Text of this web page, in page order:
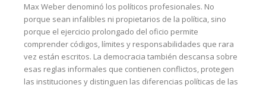
Max Weber denominó los políticos profesionales. No
porque sean infalibles ni propietarios de la política, sino
porque el ejercicio prolongado del oficio permite
comprender códigos, límites y responsabilidades que rara
vez están escritos. La democracia también descansa sobre
esas reglas informales que contienen conflictos, protegen
las instituciones y distinguen las diferencias políticas de las